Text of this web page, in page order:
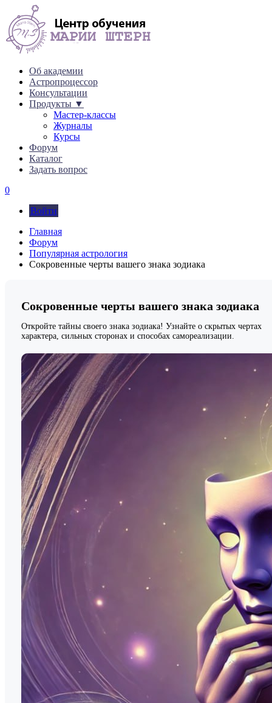
Об академии
Астропроцессор
Консультации
Продукты ▼
Мастер-классы
Журналы
Курсы
Форум
Каталог
Задать вопрос
0
Войти
Главная
Форум
Популярная астрология
Сокровенные черты вашего знака зодиака
Сокровенные черты вашего знака зодиака
Откройте тайны своего знака зодиака! Узнайте о скрытых чертах
характера, сильных сторонах и способах самореализации.